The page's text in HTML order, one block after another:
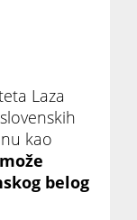
Laza
kao
belog